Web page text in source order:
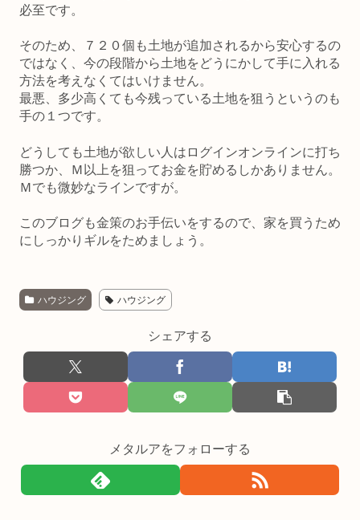
必至です。
そのため、７２０個も土地が追加されるから安心するの
ではなく、今の段階から土地をどうにかして手に入れる
方法を考えなくてはいけません。
最悪、多少高くても今残っている土地を狙うというのも
手の１つです。
どうしても土地が欲しい人はログインオンラインに打ち
勝つか、Ｍ以上を狙ってお金を貯めるしかありません。
Ｍでも微妙なラインですが。
このブログも金策のお手伝いをするので、家を買うため
にしっかりギルをためましょう。
ハウジング ハウジング
シェアする
メタルアをフォローする